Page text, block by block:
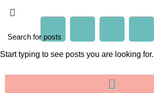
Start typing to see posts you are looking for.